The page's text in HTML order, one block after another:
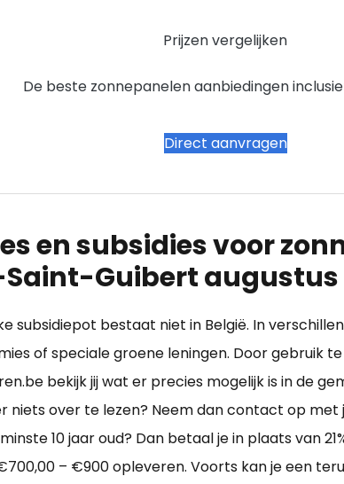
Prijzen vergelijken
De beste zonnepanelen aanbiedingen
Direct aanvragen
en subsidies voor
Guibert augustus
subsidiepot bestaat niet in België. In
of speciale groene leningen. Door gebruik
bekijk jij wat er precies mogelijk is in de
niets over te lezen? Neem dan contact op met
10 jaar oud? Dan betaal je in plaats van
– €900 opleveren. Voorts kan je een